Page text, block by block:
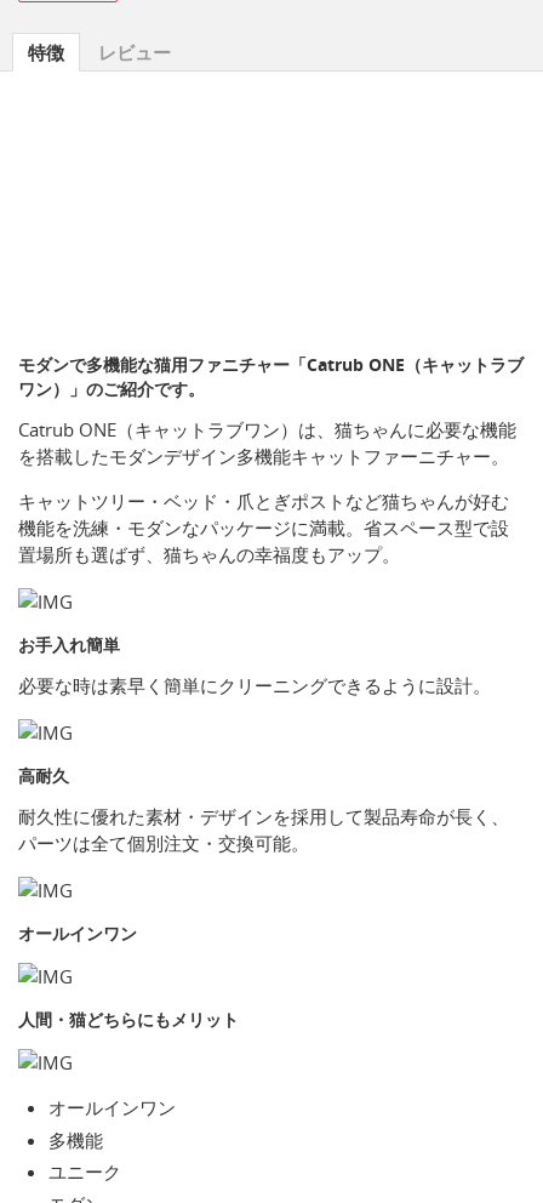
特徴 レビュー
モダンで多機能な猫用ファニチャー「Catrub ONE（キャットラブ
ワン）」のご紹介です。
Catrub ONE（キャットラブワン）は、猫ちゃんに必要な機能
を搭載したモダンデザイン多機能キャットファーニチャー。
キャットツリー・ベッド・爪とぎポストなど猫ちゃんが好む
機能を洗練・モダンなパッケージに満載。省スペース型で設
置場所も選ばず、猫ちゃんの幸福度もアップ。
お手入れ簡単
必要な時は素早く簡単にクリーニングできるように設計。
高耐久
耐久性に優れた素材・デザインを採用して製品寿命が長く、
パーツは全て個別注文・交換可能。
オールインワン
人間・猫どちらにもメリット
オールインワン
多機能
ユニーク